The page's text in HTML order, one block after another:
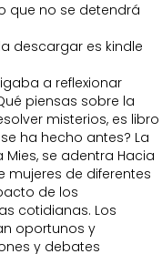
que no se detendrá
descargar es kindle
a reflexionar
piensas sobre la
misterios, es libro
ha hecho antes? La
se adentra Hacia
mujeres de diferentes
de los
cotidianas. Los
oportunos y
y debates